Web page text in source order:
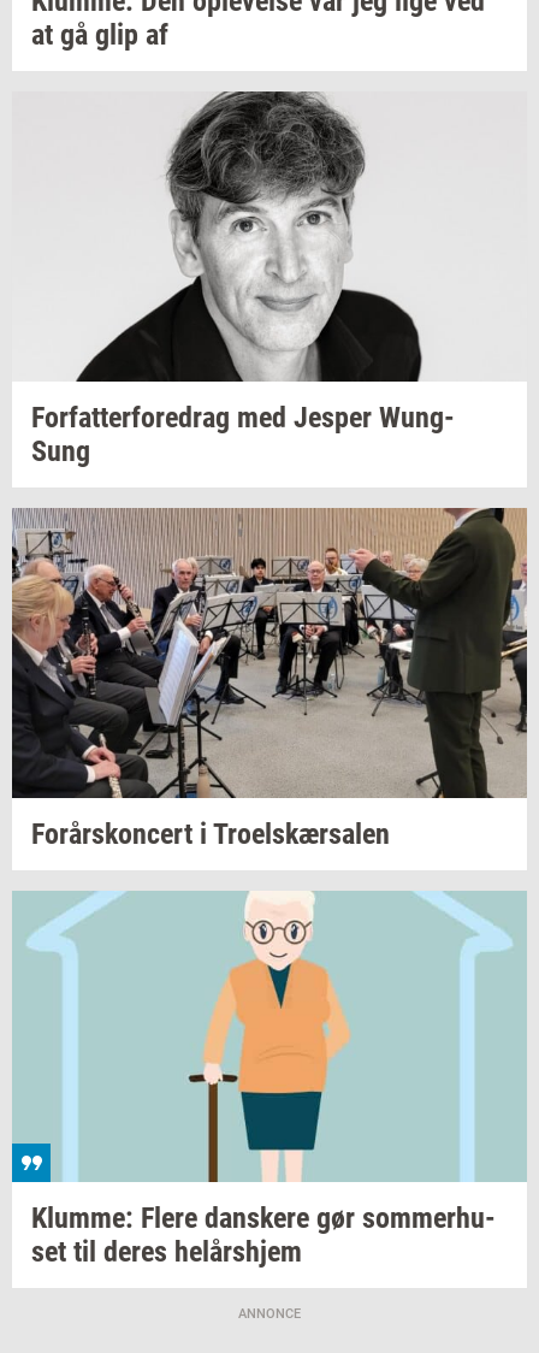
at gå glip af
For­fat­ter­fored­rag med Jes­per Wung-​
Sung
For­års­kon­cert i Tro­elskær­sa­len
Klum­me: Flere dan­ske­re gør som­mer­hu­
set til deres helårs­hjem
ANNONCE